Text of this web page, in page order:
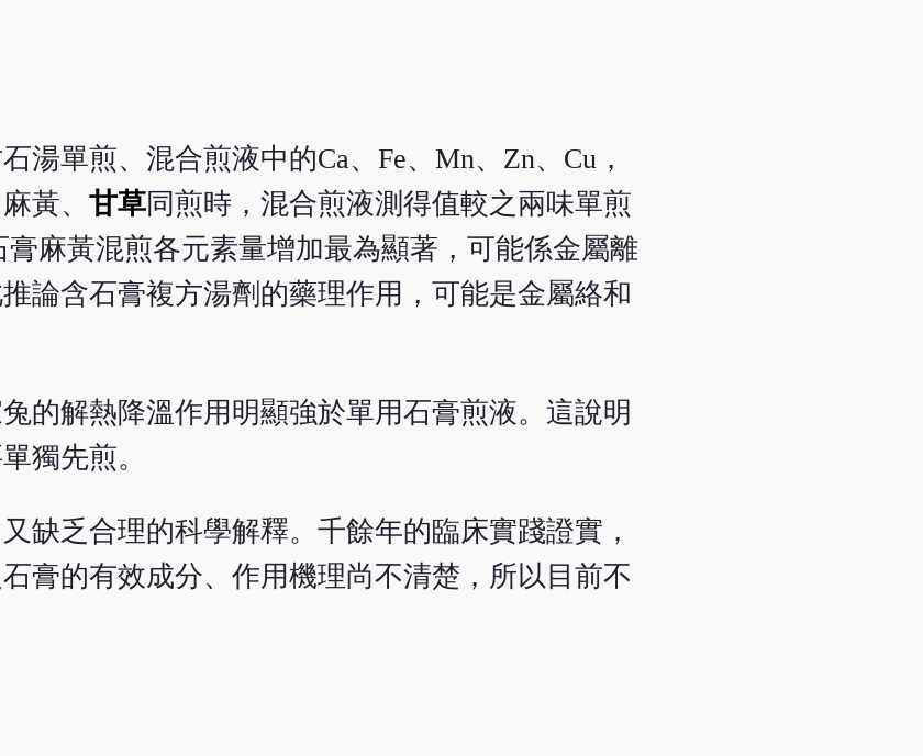
單煎、混合煎液中的Ca、Fe、Mn、Zn、Cu，
黃、 甘草同煎時，混合煎液測得值較之兩味單煎
麻黃混煎各元素量增加最為顯著，可能係金屬離
論含石膏複方湯劑的藥理作用，可能是金屬絡和
的解熱降溫作用明顯強於單用石膏煎液。這說明
獨先煎。
缺乏合理的科學解釋。千餘年的臨床實踐證實，
膏的有效成分、作用機理尚不清楚，所以目前不